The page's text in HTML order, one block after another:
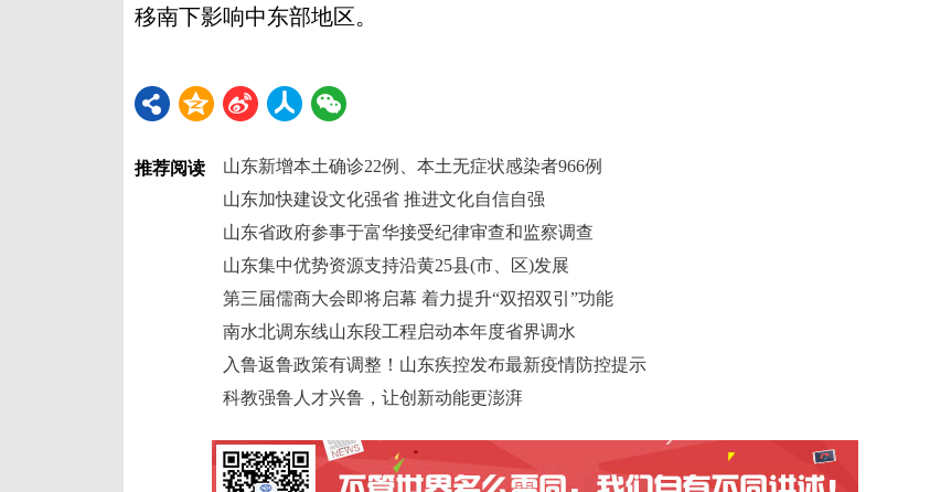
移南下影响中东部地区。
推荐阅读
山东新增本土确诊22例、本土无症状感染者966例
山东加快建设文化强省 推进文化自信自强
山东省政府参事于富华接受纪律审查和监察调查
山东集中优势资源支持沿黄25县(市、区)发展
第三届儒商大会即将启幕 着力提升“双招双引”功能
南水北调东线山东段工程启动本年度省界调水
入鲁返鲁政策有调整！山东疾控发布最新疫情防控提示
科教强鲁人才兴鲁，让创新动能更澎湃